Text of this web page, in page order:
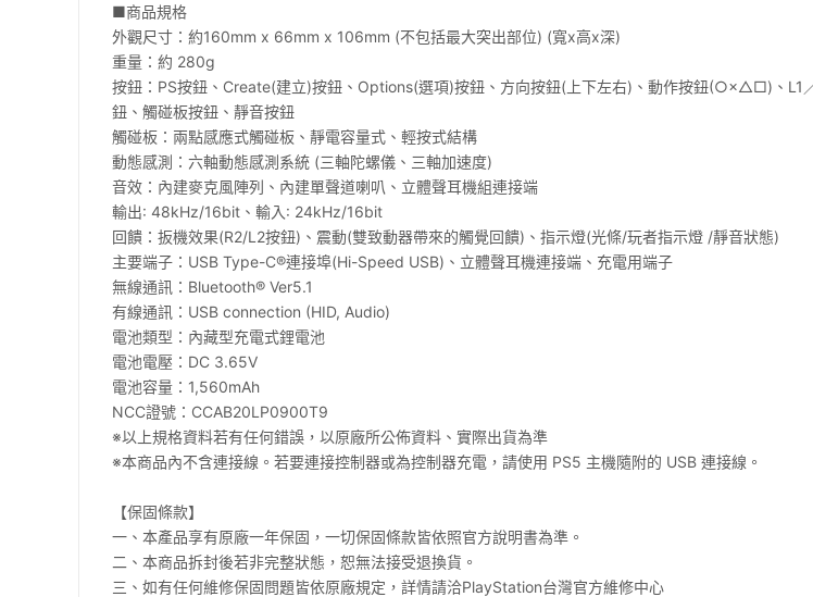
■商品規格
外觀尺寸：約160mm x 66mm x 106mm (不包括最大突出部位) (寬x高x深)
重量：約 280g
按鈕：PS按鈕、Create(建立)按鈕、Options(選項)按鈕、方向按鈕(上下左右)、動作按鈕(○×△□)、L1
鈕、觸碰板按鈕、靜音按鈕
觸碰板：兩點感應式觸碰板、靜電容量式、輕按式結構
動態感測：六軸動態感測系統 (三軸陀螺儀、三軸加速度)
音效：內建麥克風陣列、內建單聲道喇叭、立體聲耳機組連接端
輸出: 48kHz/16bit、輸入: 24kHz/16bit
回饋：扳機效果(R2/L2按鈕)、震動(雙致動器帶來的觸覺回饋)、指示燈(光條/玩者指示燈 /靜音狀態)
主要端子：USB Type-C®連接埠(Hi-Speed USB)、立體聲耳機連接端、充電用端子
無線通訊：Bluetooth® Ver5.1
有線通訊：USB connection (HID, Audio)
電池類型：內藏型充電式鋰電池
電池電壓：DC 3.65V
電池容量：1,560mAh
NCC證號：CCAB20LP0900T9
※以上規格資料若有任何錯誤，以原廠所公佈資料、實際出貨為準
※本商品內不含連接線。若要連接控制器或為控制器充電，請使用 PS5 主機隨附的 USB 連接線。
【保固條款】
一、本產品享有原廠一年保固，一切保固條款皆依照官方說明書為準。
二、本商品拆封後若非完整狀態，恕無法接受退換貨。
三、如有任何維修保固問題皆依原廠規定，詳情請洽PlayStation台灣官方維修中心